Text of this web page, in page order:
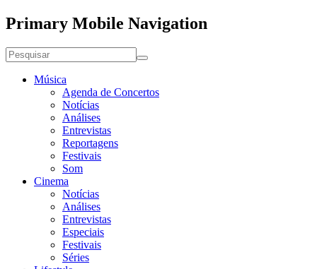
Primary Mobile Navigation
Música
Agenda de Concertos
Notícias
Análises
Entrevistas
Reportagens
Festivais
Som
Cinema
Notícias
Análises
Entrevistas
Especiais
Festivais
Séries